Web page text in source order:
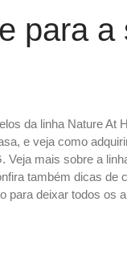
para a
da linha Nature At
e veja como
Veja mais sobre a
também dicas de
para deixar todos os